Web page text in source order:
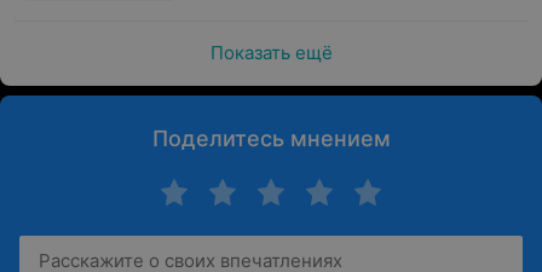
Показать ещё
Поделитесь мнением